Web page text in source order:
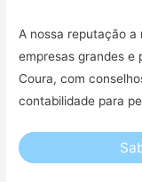
A nossa reputação
empresas grandes e
Coura, com
contabilidade para